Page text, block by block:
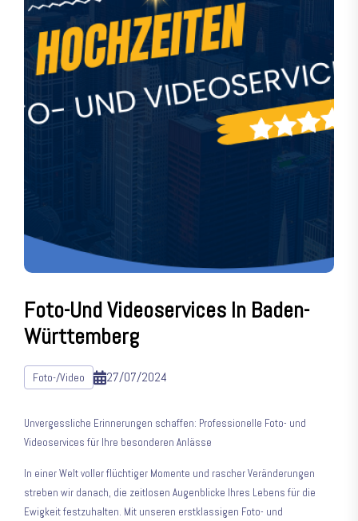
Foto-Und Videoservices In Baden-
Württemberg
Foto-/Video 27/07/2024
Unvergessliche Erinnerungen schaffen: Professionelle Foto- und
Videoservices für Ihre besonderen Anlässe
In einer Welt voller flüchtiger Momente und rascher Veränderungen
streben wir danach, die zeitlosen Augenblicke Ihres Lebens für die
Ewigkeit festzuhalten. Mit unseren erstklassigen Foto- und